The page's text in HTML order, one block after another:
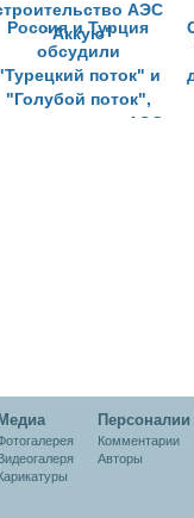
Россия и Турция
обсудили
поток" и
"Голубой поток",
строительство АЭС
Медиа Персоналии
Комментарии
Авторы